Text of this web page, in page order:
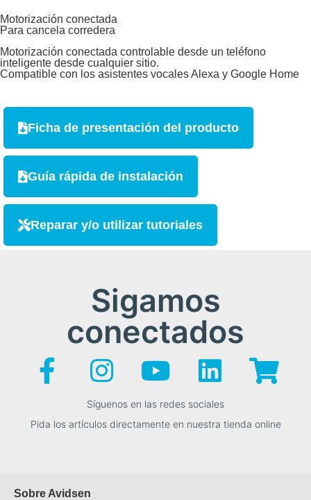
Motorización conectada
Para cancela corredera
Motorización conectada controlable desde un teléfono
inteligente desde cualquier sitio.
Compatible con los asistentes vocales Alexa y Google Home
Ficha de presentación del producto
Guía rápida de instalación
Reparar y/o utilizar tutoriales
Sigamos
conectados
Síguenos en las redes sociales
Pida los artículos directamente en nuestra tienda online
Sobre Avidsen